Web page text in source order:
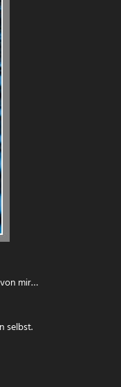
mir…
selbst.